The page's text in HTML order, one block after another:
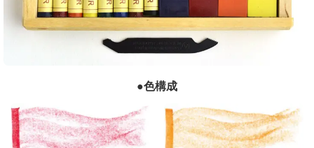
●色構成